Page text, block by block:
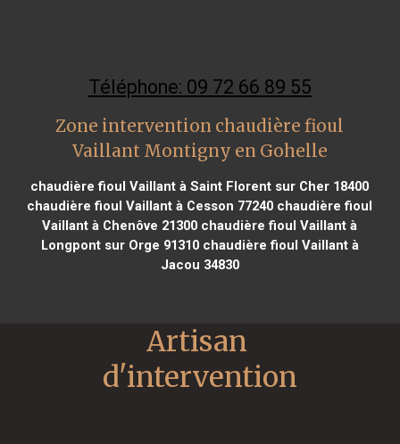
Téléphone: 09 72 66 89 55
Zone intervention chaudière fioul
Vaillant Montigny en Gohelle
chaudière fioul Vaillant à Saint Florent sur Cher 18400
chaudière fioul Vaillant à Cesson 77240 chaudière fioul
Vaillant à Chenôve 21300 chaudière fioul Vaillant à
Longpont sur Orge 91310chaudière fioul Vaillant à
Jacou 34830
Artisan
d'intervention